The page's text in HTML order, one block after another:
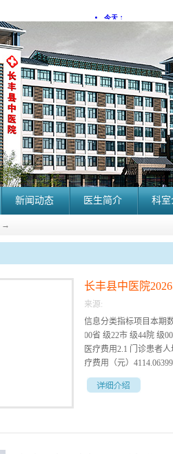
新闻动态 医生简介 科
→
长丰县中医院
来源:
信息分类指标项目本期
00省 级22市 级44院 级
医疗费用2.1 门诊患者
疗费用（元）
（%）9898.53.2 手术前